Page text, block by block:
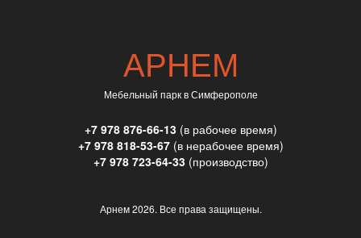
АРНЕМ
Мебельный парк в Симферополе
+7 978 876-66-13(в рабочее время)
+7 978 818-53-67(в нерабочее время)
+7 978 723-64-33(производство)
Арнем2026. Все права защищены.